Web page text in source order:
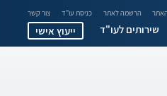
הרשמה לאתר כניסת עו"ד צור קשר
שירותים לעו"ד ייעוץ אישי